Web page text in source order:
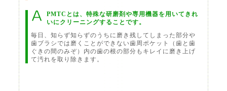
PMTCとは、特殊な研磨剤や専用機器を用いてきれ
いにクリーニングすることです。
毎日、知らず知らずのうちに磨き残してしまった部分や
歯ブラシでは磨くことができない歯周ポケット（歯と歯
ぐきの間のみぞ）内の歯の根の部分もキレイに磨き上げ
て汚れを取り除きます。